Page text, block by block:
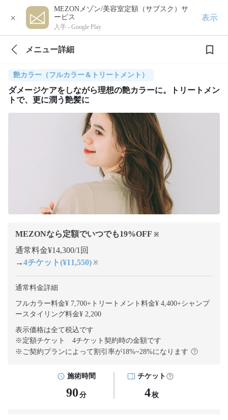
×
MEZONメゾン/美容室定額（サブスク）サ
ービス
入手 - Google Play
表示
メニュー詳細
艶カラー（フルカラー＆トリートメント）
ダメージケアをしながら理想の艶カラーに。トリートメン
トで、更に潤う艶髪に
MEZONなら定額でいつでも19%OFF ※
通常料金¥14,300/1回
→4チケット(¥11,550) ※
通常料金詳細
フルカラー料金¥ 7,700+ トリートメント料金¥ 4,400+シャンプ
ースタイリング料金¥ 2,200
表示価格は全て税込です
※定額チケット 4チケット契約時の金額です
※ご契約プランによって割引率が18%~28%になります
施術時間
90 分
チケット
4枚